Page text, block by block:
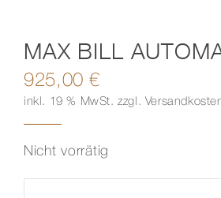
MAX BILL
925,00€
inkl. 19 % MwSt. zzgl.
Nicht vorrätig